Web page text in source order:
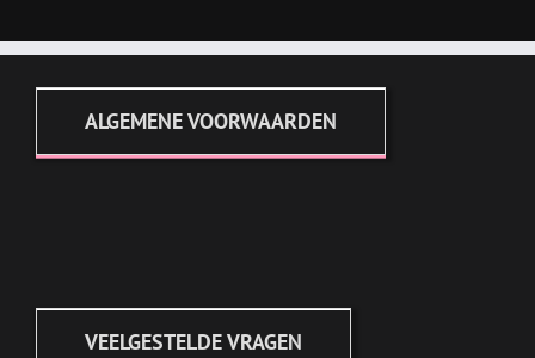
ALGEMENE VOORWAARDEN
VEELGESTELDE VRAGEN